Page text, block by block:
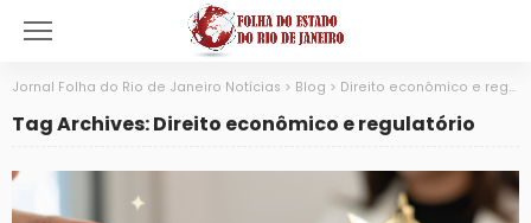
Jornal Folha do Rio de Janeiro Notícias > Blog > Direito econômico e regulatório
Tag Archives: Direito econômico e regulatório